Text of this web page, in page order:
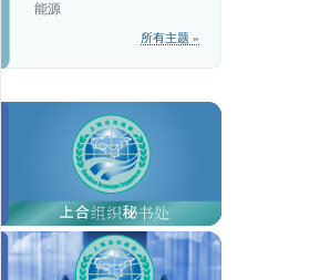
能源
所有主题 »